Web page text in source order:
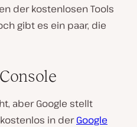
der kostenlosen Tools
gibt es ein paar, die
aber Google stellt
in derGoogle